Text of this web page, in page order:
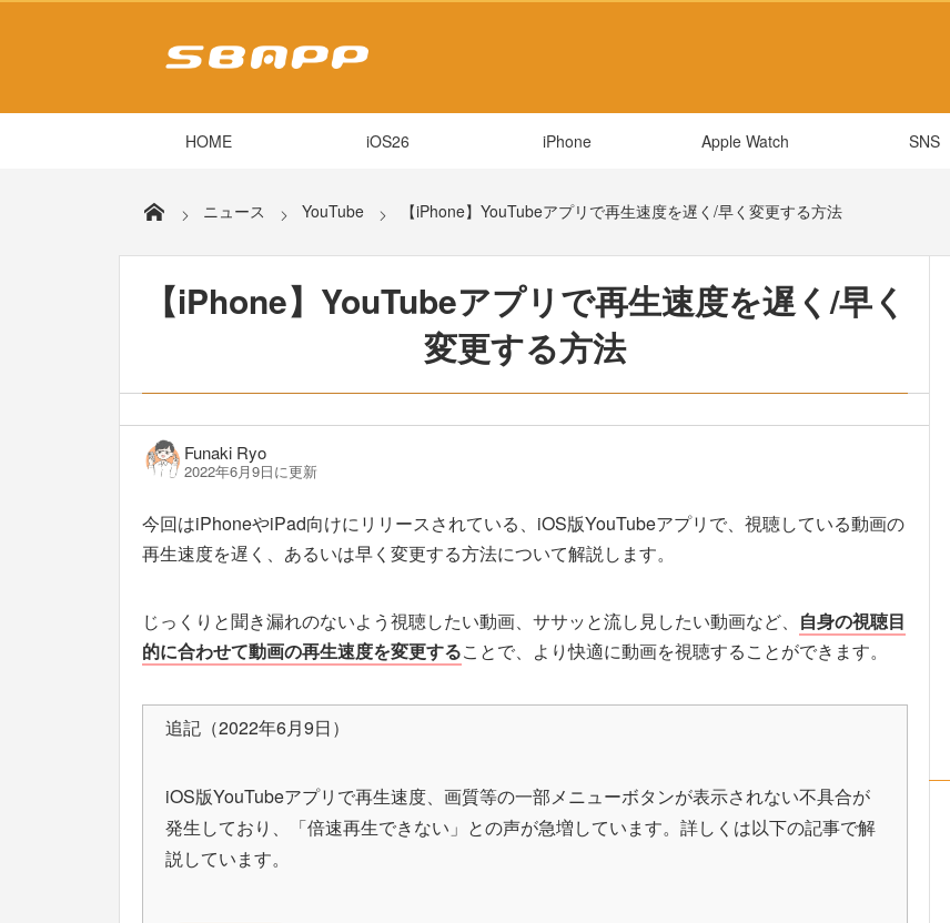
HOME iOS26 iPhone Apple Watch SNS
ニュース YouTube 【iPhone】YouTubeアプリで再生速度を遅く/早く変更する方法
【iPhone】YouTubeアプリで再生速度を遅く/早く
変更する方法
Funaki Ryo
2022年6月9日に更新
今回はiPhoneやiPad向けにリリースされている、iOS版YouTubeアプリで、視聴している動画の
再生速度を遅く、あるいは早く変更する方法について解説します。
じっくりと聞き漏れのないよう視聴したい動画、ササッと流し見したい動画など、 自身の視聴目
的に合わせて動画の再生速度を変更することで、より快適に動画を視聴することができます。
追記（2022年6月9日）
iOS版YouTubeアプリで再生速度、画質等の一部メニューボタンが表示されない不具合が
発生しており、「倍速再生できない」との声が急増しています。詳しくは以下の記事で解
説しています。